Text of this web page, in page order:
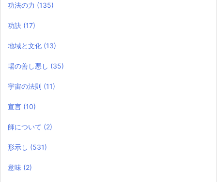
功法の力 (135)
功訣 (17)
地域と文化 (13)
場の善し悪し (35)
宇宙の法則 (11)
宣言 (10)
師について (2)
形示し (531)
意味 (2)